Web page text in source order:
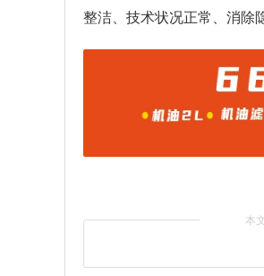
整洁、技术状况正常、消除
本